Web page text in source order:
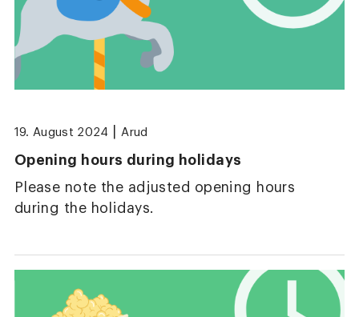
19. August 2024 Arud
Opening hours during holidays
Please note the adjusted opening hours
during the holidays.